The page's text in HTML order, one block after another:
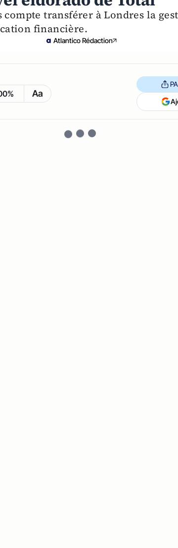
transférer à Londres la
financière.
Atlantico Rédaction
Aa